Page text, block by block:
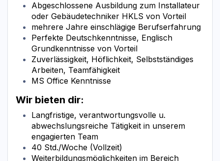
Abgeschlossene Ausbildung zum Installateur
oder Gebäudetechniker HKLS von Vorteil
mehrere Jahre einschlägige Berufserfahrung
Perfekte Deutschkenntnisse, Englisch
Grundkenntnisse von Vorteil
Zuverlässigkeit, Höflichkeit, Selbstständiges
Arbeiten, Teamfähigkeit
MS Office Kenntnisse
Wir bieten dir:
Langfristige, verantwortungsvolle u.
abwechslungsreiche Tätigkeit in unserem
engagierten Team
40 Std./Woche (Vollzeit)
Weiterbildungsmöglichkeiten im Bereich